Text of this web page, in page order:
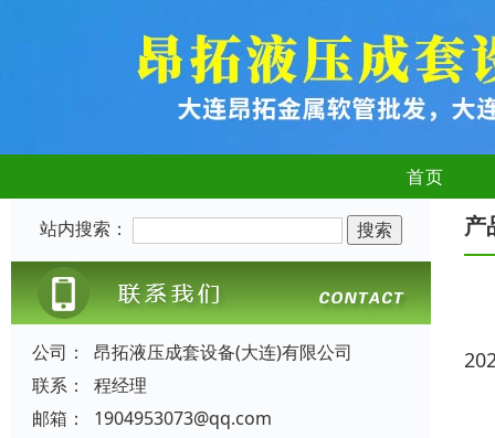
首页
站内搜索：
公司：
昂拓液压成套设备(大连)有限公司
联系：
程经理
邮箱：
1904953073@qq.com
产